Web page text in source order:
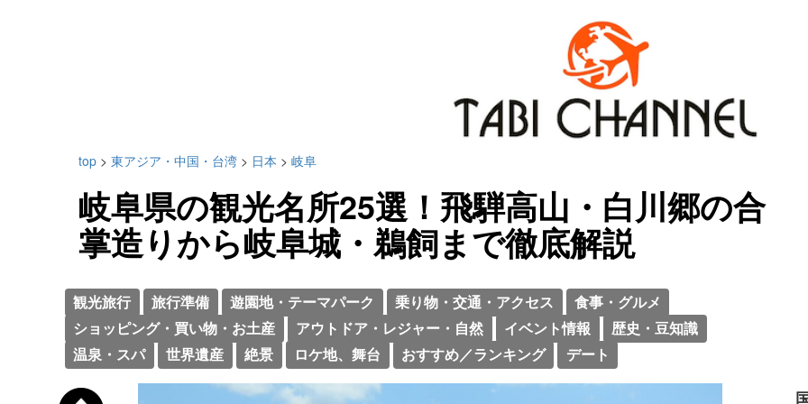
top > 東アジア・中国・台湾 > 日本 > 岐阜
岐阜県の観光名所25選！飛騨高山・白川郷の合
掌造りから岐阜城・鵜飼まで徹底解説
観光旅行 旅行準備 遊園地・テーマパーク 乗り物・交通・アクセス
食事・グルメ
ショッピング・買い物・お土産
アウトドア・レジャー・自然 イベント情報
歴史・豆知識
温泉・スパ
世界遺産 絶景 ロケ地、舞台 おすすめ／ランキング デート